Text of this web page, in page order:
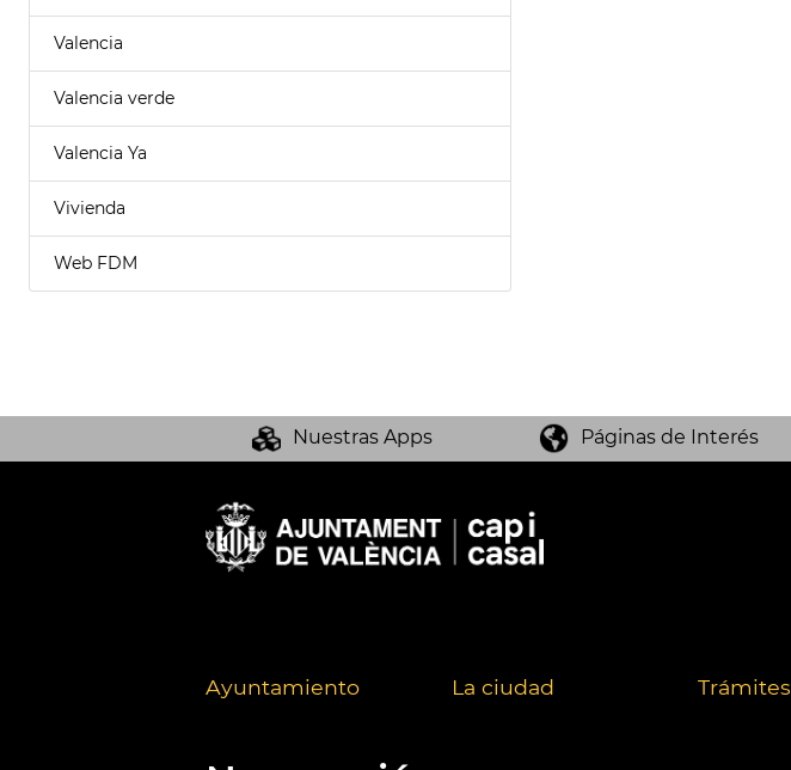
Valencia
Valencia verde
Valencia Ya
Vivienda
Web FDM
Nuestras Apps Páginas de Interés
Ayuntamiento La ciudad Trámites